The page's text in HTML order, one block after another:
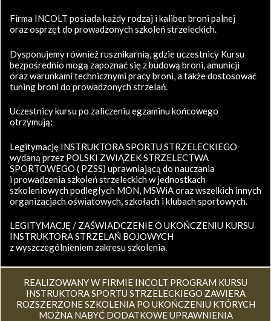
Firma INCOLT posiada każdy rodzaj i kaliber broni palnej
oraz osprzęt do prowadzonych szkoleń strzeleckich.
Dysponujemy również rusznikarnią, gdzie uczestnicy Kursu
bezpośrednio mogą zapoznać się z budową broni, amunicji
oraz warunkami technicznymi pracy broni, a także dostosować
tuning broni do prowadzonych strzelań.
Uczestnicy kursu po zaliczeniu egzaminu końcowego
otrzymują:
Legitymację INSTRUKTORA SPORTU STRZELECKIEGO
wydaną przez POLSKI ZWIĄZEK STRZELECTWA
SPORTOWEGO ( PZSS) uprawniającą do nauczania
i prowadzenia szkoleń strzeleckich w jednostkach
szkoleniowych podległych MON, MSWiA oraz wszelkich innych
organizacjach oświatowych, szkołach i klubach sportowych.
LEGITYMACJĘ / ZAŚWIADCZENIE O UKOŃCZENIU KURSU
INSTRUKTORA STRZELAŃ BOJOWYCH
z wyszczególnieniem zakresu szkolenia.
REALIZOWANY W FIRMIE INCOLT PROGRAM KURSU
INSTRUKTORA SPORTU STRZELECKIEGO ZAWIERA
ROZSZERZONE SZKOLENIA PO UKOŃCZENIU KTÓRYCH
MOŻNA NABYĆ DODATKOWE UPRAWNIENIA